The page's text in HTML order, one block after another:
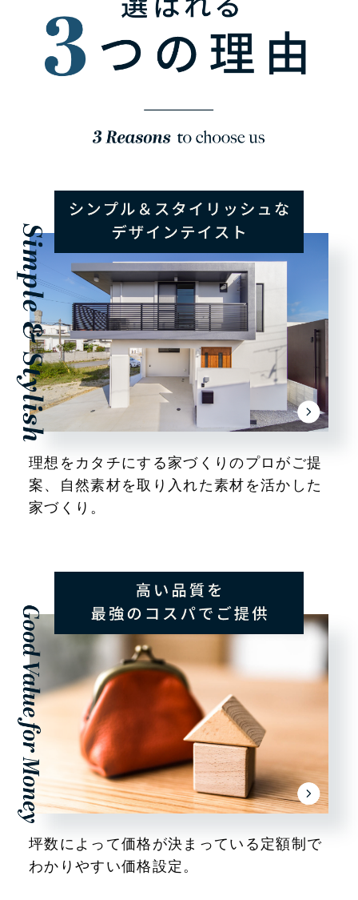
理想をカタチにする家づくりのプロがご提
案、
自然素材を取り入れた素材を活かした
家づくり。
坪数によって価格が決まっている定額制で
わかりやすい価格設定。